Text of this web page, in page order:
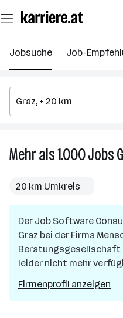
Seiteninhalt
springen
Jobsuche Job-
Mehr als 1.000Jobs
20 km Umkreis
Der Job Software
Graz bei der Firma
Beratungsgesellschaft
leider nicht mehr
Firmenprofil anzeigen